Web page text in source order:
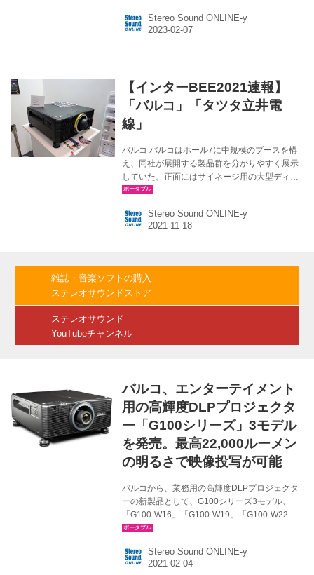
式の壁面型表示素子＝ビデオウォールで、組み
合わせることで大画面を実現するシステム。今
高精細表示と大画面の映像表示を可能にした、
としている。 その第2世代目に進化したInfinipix
の搭載によって...
Stereo Sound ONLINE-y
【インターBEE2021速報】
「バルコ」「タツタ立井電
線」
バルコ バルコはホール7に中規模のブースを構
え、同社が展開する製品群を分かりやすく展示
していた。正面にはサイネージ用の大型ディス
プレイ――LED製と液晶製――を見せ、来場者
XT1.2」は、一枚27インチサイズのモジュール
を16枚組み合わせた108インチサイズで展示。
「Unisee700」は、一枚あたり55インチのモジ
ュールを9枚組み合わせて、160インチ相当の画
Stereo Sound ONLINE-y
雑誌・音楽ソフトの購入
ステレオサウンドストア
ステレオサウンド
YouTubeチャンネル
バルコ、エンターテイメント
用の高輝度DLPプロジェクタ
ー「G100シリーズ」3モデル
を発売。最高22,000ルーメン
の明るさで映像投写が可能
バルコから、業務用の高輝度DLPプロジェクタ
ーの新製品として、G100シリーズ3モデル、
「G100-W16」「G100-W19」「G100-W22」
が発売された。 今回発売のG100シリーズは、1
によって、16,000ルーメン（W16）、19,000ル
ーメン（W19）、22,000ルーメン（W22）の３
Stereo Sound ONLINE-y